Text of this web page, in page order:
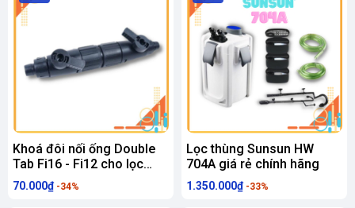
Khoá đôi nối ống Double
Tab Fi16 - Fi12 cho lọc
thủy sinh
70.000₫ -34%
Lọc thùng Sunsun HW
704A giá rẻ chính hãng
1.350.000₫ -33%